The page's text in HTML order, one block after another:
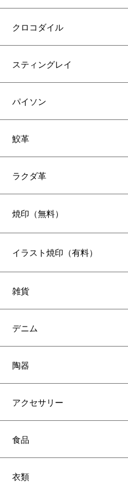
クロコダイル
スティングレイ
パイソン
鮫革
ラクダ革
焼印（無料）
イラスト焼印（有料）
雑貨
デニム
陶器
アクセサリー
食品
衣類